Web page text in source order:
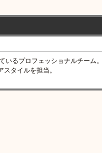
るプロフェッショナルチーム。
タイルを担当。